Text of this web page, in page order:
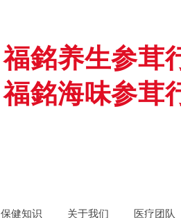
福銘养生参茸
福銘海味参茸
保健知识 关于我们 医疗团队